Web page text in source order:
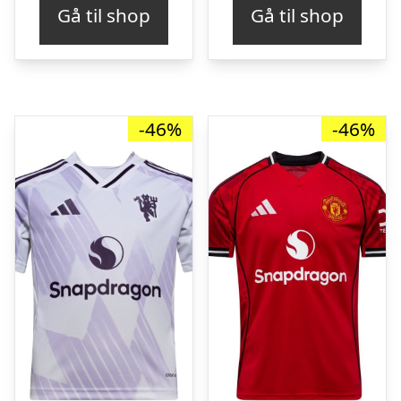
var:
kr. 749,00.kr. 369,00.
Gå til shop
var:
kr. 549,00.kr.
Gå til shop
-46% -46%